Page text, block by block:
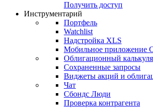
Получить доступ
Инструментарий
Портфель
Watchlist
Надстройка XLS
Мобильное приложение
Облигационный
Сохраненные запросы
Виджеты акций и
Чат
Сбондс Люди
Проверка контрагента